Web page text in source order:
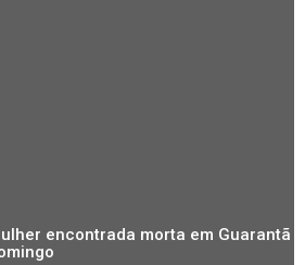
encontrada morta em Guarantã